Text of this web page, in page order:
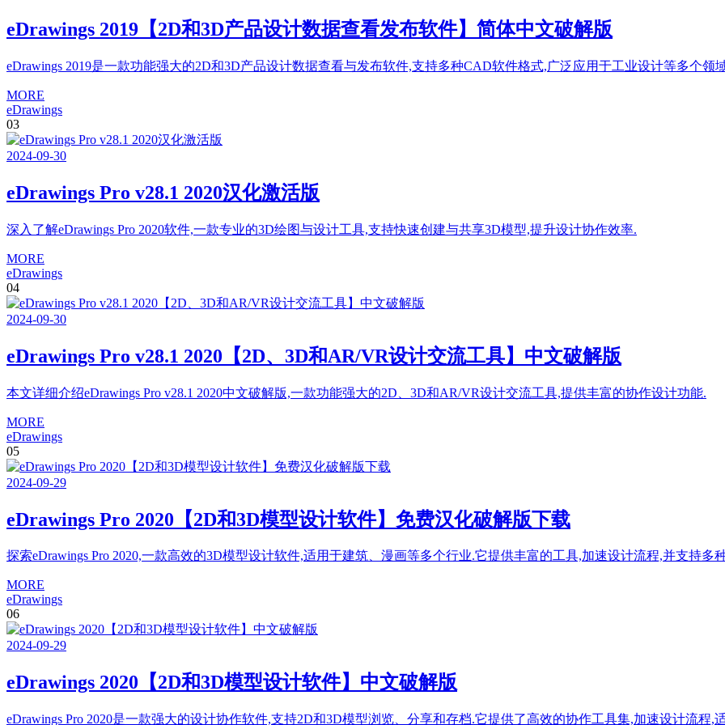
eDrawings 2019【2D和3D产品设计数据查看发布软件】简体中文破解版
eDrawings 2019是一款功能强大的2D和3D产品设计数据查看与发布软件,支持多种CAD软件格式,广泛应用于工业设计等多个领
MORE
eDrawings
03
2024-09-30
eDrawings Pro v28.1 2020汉化激活版
深入了解eDrawings Pro 2020软件,一款专业的3D绘图与设计工具,支持快速创建与共享3D模型,提升设计协作效率.
MORE
eDrawings
04
2024-09-30
eDrawings Pro v28.1 2020【2D、3D和AR/VR设计交流工具】中文破解版
本文详细介绍eDrawings Pro v28.1 2020中文破解版,一款功能强大的2D、3D和AR/VR设计交流工具,提供丰富的协作设计功能.
MORE
eDrawings
05
2024-09-29
eDrawings Pro 2020【2D和3D模型设计软件】免费汉化破解版下载
探索eDrawings Pro 2020,一款高效的3D模型设计软件,适用于建筑、漫画等多个行业.它提供丰富的工具,加速设计流程,并支持多
MORE
eDrawings
06
2024-09-29
eDrawings 2020【2D和3D模型设计软件】中文破解版
eDrawings Pro 2020是一款强大的设计协作软件,支持2D和3D模型浏览、分享和存档.它提供了高效的协作工具集,加速设计流程,